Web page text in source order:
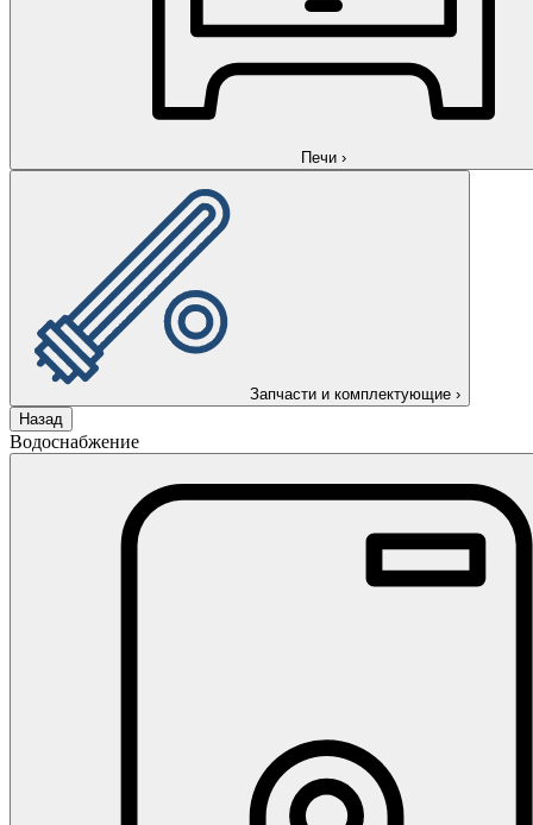
Печи ›
Запчасти и комплектующие ›
Назад
Водоснабжение